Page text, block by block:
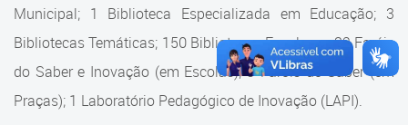
Gestão Contratual de
Serviços
Gerência de Contratos
Gerência de Limpeza e
Municipal; 1 Biblioteca Especializada em Educação; 3
Bibliotecas Temáticas; 150 Bibliotecas Escolares; 32 Faróis
do Saber e Inovação (em Escolas); 9 Faróis do Saber (em
Praças); 1 Laboratório Pedagógico de Inovação (LAPI).